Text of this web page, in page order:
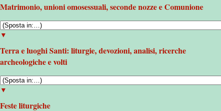
Matrimonio, unioni omosessuali, seconde nozze e Comunione
▼
Terra e luoghi Santi: liturgie, devozioni, analisi, ricerche
archeologiche e volti
▼
Feste liturgiche